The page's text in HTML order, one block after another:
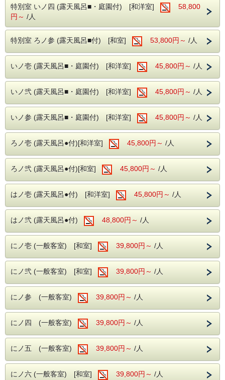
★ 『天空の楽園 日本一の星空ナイトツアー』ゴンドラチ
★ レジャーマットをお貸出
チェックイン後、早めのご夕食を召し上がっていただき
☆いざ！ヘブンスそのはらへ！！☆
ゴンドラに乗り「天空の楽園」(標高1,400m)へ
街の光が届かない山頂では手が届きそうな無数の星々が輝き
満天の星空の下ガイドによる天体に関する解説や、
神話の物語のオリジナル映像の放映が行われます。
ントや
夜の旅を盛り上げる各種イベントも実施しております。
※荒天時(ゴンドラ運航に支障があると判断される場合を含
中止させていただきます。
雨天・曇天時・星が見えない日は山頂のマウンテンロッジ
星の映像と天体にに関する神秘とロマンのトークバラエテ
ィを開催。
【 その他のご連絡 】
◇ お客様ご自身にて「ヘブンスそのはら」にご移動をお願
※「ヘブンスそのはら」アクセス方法
※シャトルバスのご予約に関してはお客様ご自身でご予
「シャトルバスのご予約はこちらから」
③タクシーにてご移動
※ご予約は当館にて承れますが、混雑状
況によりご予約できない場合もございます。
特別室 いノ四 (露天風呂■・庭園付) [和洋室]
58,800
円～ /人
特別室 ろノ参 (露天風呂■付) [和室] 53,800円～ /人
いノ壱 (露天風呂■・庭園付) [和洋室] 45,800円～ /人
いノ弐 (露天風呂■・庭園付) [和洋室] 45,800円～ /人
いノ参 (露天風呂■・庭園付) [和洋室] 45,800円～ /人
ろノ壱 (露天風呂●付)[和洋室] 45,800円～ /人
ろノ弐 (露天風呂●付)[和室] 45,800円～ /人
はノ壱 (露天風呂●付) [和洋室] 45,800円～ /人
はノ弐 (露天風呂●付) 48,800円～ /人
にノ壱 (一般客室) [和室] 39,800円～ /人
にノ弐 (一般客室) [和室] 39,800円～ /人
にノ参 (一般客室) 39,800円～ /人
にノ四 (一般客室) 39,800円～ /人
にノ五 (一般客室) 39,800円～ /人
にノ六 (一般客室) [和室] 39,800円～ /人